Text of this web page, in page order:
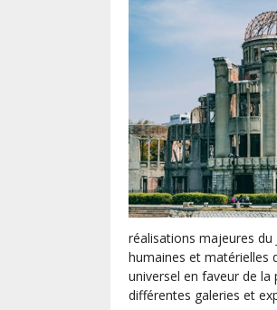
réalisations majeures du
humaines et matérielles
universel en faveur de
différentes galeries et